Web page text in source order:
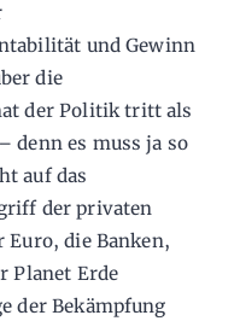
und Gewinn
die
der Politik tritt als
denn es muss ja so
auf das
der privaten
Euro, die Banken,
Planet Erde
der Bekämpfung